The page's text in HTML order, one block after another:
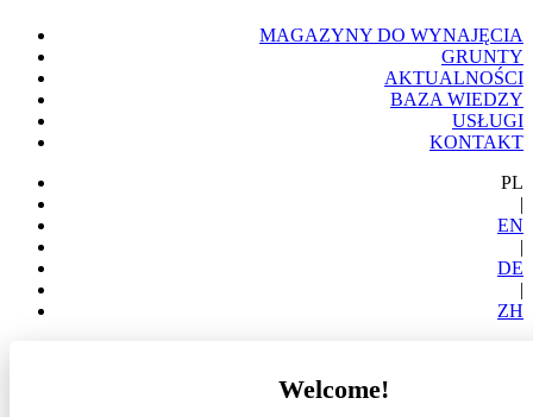
MAGAZYNY DO WYNAJĘCIA
GRUNTY
AKTUALNOŚCI
BAZA WIEDZY
USŁUGI
KONTAKT
PL
|
EN
|
DE
|
ZH
Welcome!
MAGAZYN DO ZADAŃ SPECJALNYCH